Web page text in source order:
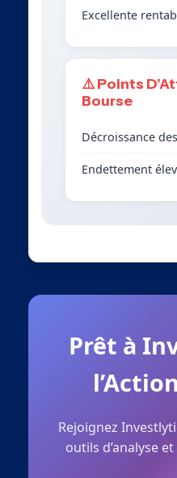
Excellente
⚠️ Points
Bourse
Décroissance
Endettement
Prêt à
Rejoignez
outils d’analyse